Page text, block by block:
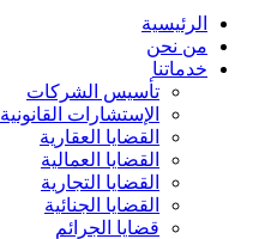
الرئيسية
من نحن
خدماتنا
تأسيس الشركات
الإستشارات القانونية
القضايا العقارية
القضايا العمالية
القضايا التجارية
القضايا الجنائية
قضايا الجرائم